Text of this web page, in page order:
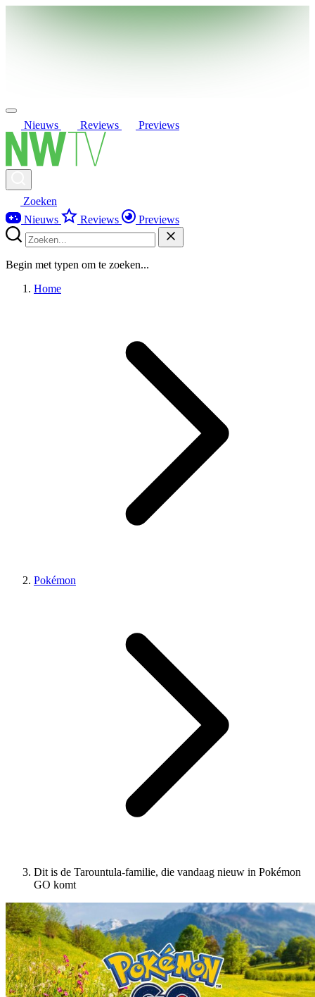
Nieuws Reviews Previews
Zoeken
Nieuws
Reviews Previews
Begin met typen om te zoeken...
Home
Pokémon
Dit is de Tarountula-familie, die vandaag nieuw in Pokémon
GO komt